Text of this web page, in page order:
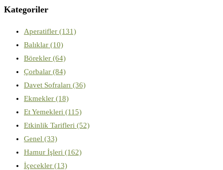
Kategoriler
Aperatifler (131)
Balıklar (10)
Börekler (64)
Çorbalar (84)
Davet Sofraları (36)
Ekmekler (18)
Et Yemekleri (115)
Etkinlik Tarifleri (52)
Genel (33)
Hamur İşleri (162)
İçecekler (13)